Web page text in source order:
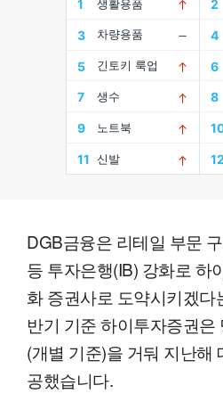
DGB금융은 리테일 부문
등 투자은행(IB) 강화로 하
화 증권사로 도약시키겠다
반기 기준 하이투자증권
(개별 기준)을 거둬 지난해
공했습니다.